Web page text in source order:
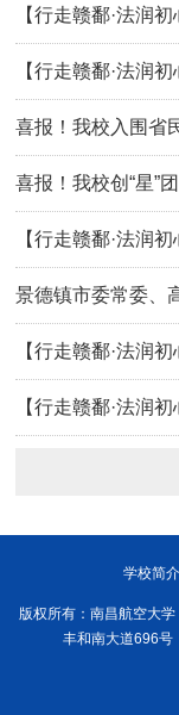
【行走赣鄱·法润
学院学子赴资溪
兴
【行走赣鄱·法润
州市开展暑期大思
喜报！我校入围省
国化方向理论与实
喜报！我校创“星”
鼎大奖
【行走赣鄱·法润
年知行使命：航空
政实践活动
景德镇市委常委、
校交流座谈
【行走赣鄱·法润
法源·蓝天逐梦”
【行走赣鄱·法润
践知行：艺术与设
学校简介
版权所有：南昌航空大
丰和南大道696